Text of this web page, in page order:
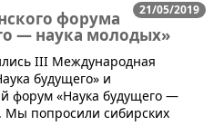
21/05/2019
форума
— наука молодых»
III Международная
будущего» и
форум «Наука будущего —
Мы попросили сибирских